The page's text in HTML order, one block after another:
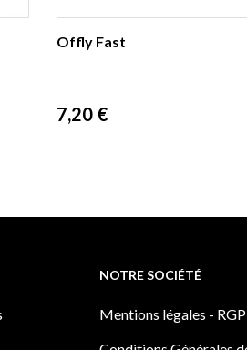
Offly Fast
Prix
7,20 €
NOTRE SOCIÉTÉ
Mentions légales -